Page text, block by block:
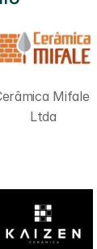
Mifale
Ltda